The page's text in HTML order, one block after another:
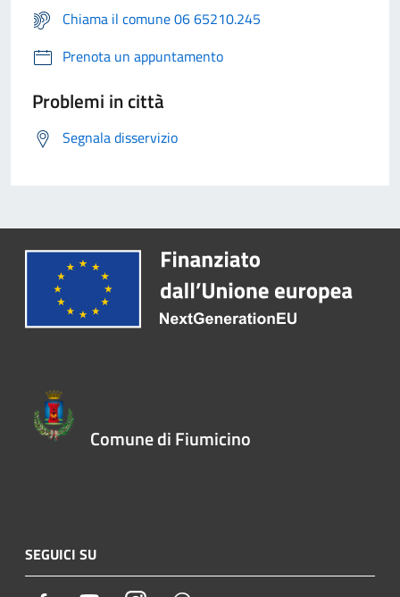
Chiama il comune 06 65210.245
Prenota un appuntamento
Problemi in città
Segnala disservizio
Comune di Fiumicino
SEGUICI SU